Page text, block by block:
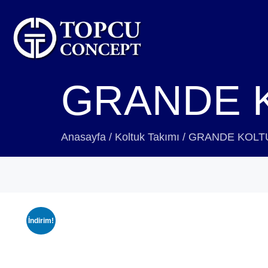
GRANDE
Anasayfa / Koltuk Takımı / GRANDE
İndirim!